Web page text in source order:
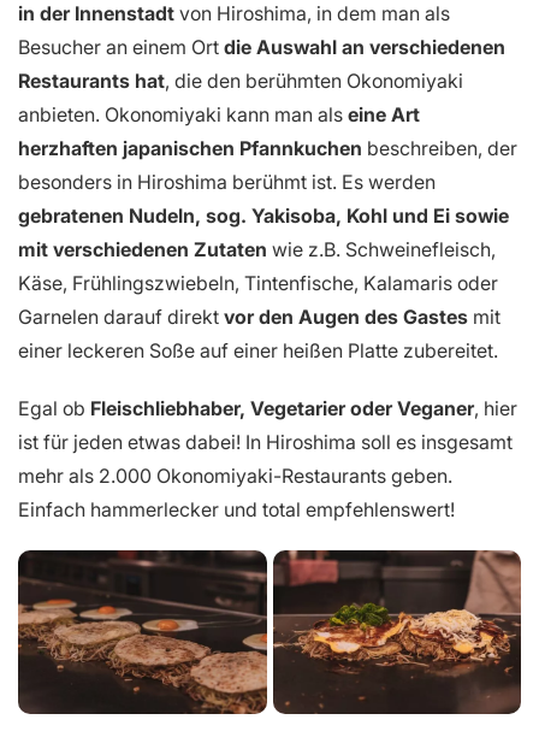
in der Innenstadt von Hiroshima, in dem man als
Besucher an einem Ort die Auswahl an verschiedenen
Restaurants hat, die den berühmten Okonomiyaki
anbieten. Okonomiyaki kann man als eine Art
herzhaften japanischen Pfannkuchen beschreiben, der
besonders in Hiroshima berühmt ist. Es werden
gebratenen Nudeln, sog. Yakisoba, Kohl und Ei sowie
mit verschiedenen Zutaten wie z.B. Schweinefleisch,
Käse, Frühlingszwiebeln, Tintenfische, Kalamaris oder
Garnelen darauf direkt vor den Augen des Gastes mit
einer leckeren Soße auf einer heißen Platte zubereitet.
Egal ob Fleischliebhaber, Vegetarier oder Veganer, hier
ist für jeden etwas dabei! In Hiroshima soll es insgesamt
mehr als 2.000 Okonomiyaki-Restaurants geben.
Einfach hammerlecker und total empfehlenswert!